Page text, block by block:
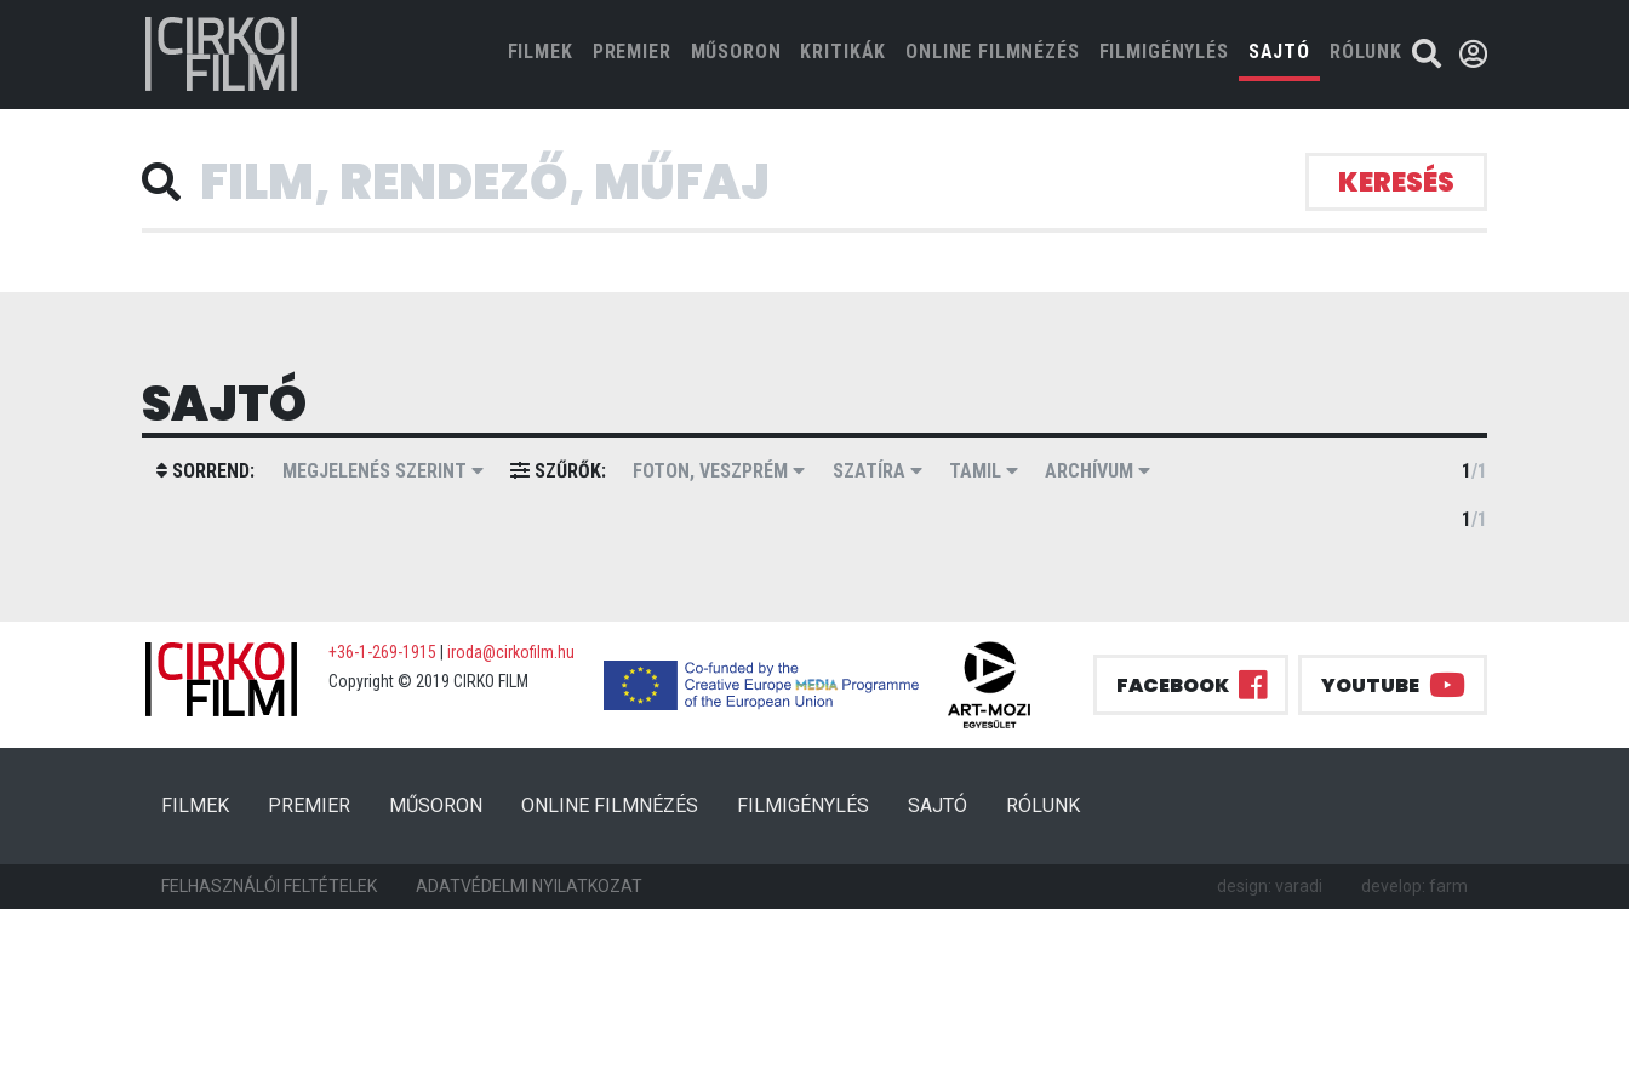
FILMEK(CURRENT)
PREMIER MŰSORON KRITIKÁK ONLINE FILMNÉZÉS FILMIGÉNYLÉS SAJTÓ RÓLUNK
KERESÉS
SAJTÓ
SORREND: MEGJELENÉS SZERINT SZŰRŐK: FOTON, VESZPRÉM SZATÍRA TAMIL ARCHÍVUM 1/1
1/1
+36-1-269-1915
iroda@cirkofilm.hu
Copyright © 2019 CIRKO FILM
FACEBOOK YOUTUBE
FILMEK(CURRENT)
PREMIER (CURRENT)
MŰSORON ONLINE FILMNÉZÉS FILMIGÉNYLÉS SAJTÓ RÓLUNK
FELHASZNÁLÓI FELTÉTELEK ADATVÉDELMI NYILATKOZAT design: varadi develop: farm